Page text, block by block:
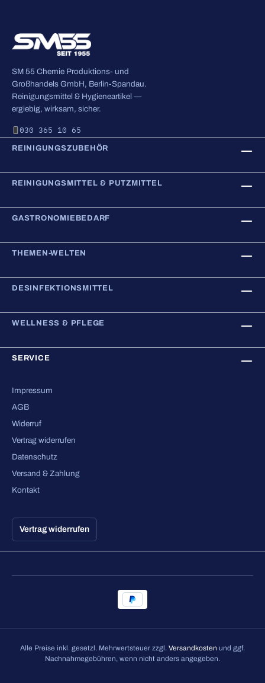
SM 55 Chemie Produktions- und
Großhandels GmbH, Berlin-Spandau.
Reinigungsmittel & Hygieneartikel —
ergiebig, wirksam, sicher.
030 365 10 65
REINIGUNGSZUBEHÖR
REINIGUNGSMITTEL & PUTZMITTEL
GASTRONOMIEBEDARF
THEMEN-WELTEN
DESINFEKTIONSMITTEL
WELLNESS & PFLEGE
SERVICE
Impressum
AGB
Widerruf
Vertrag widerrufen
Datenschutz
Versand & Zahlung
Kontakt
Vertrag widerrufen
Alle Preise inkl. gesetzl. Mehrwertsteuer zzgl. Versandkosten und ggf.
Nachnahmegebühren, wenn nicht anders angegeben.